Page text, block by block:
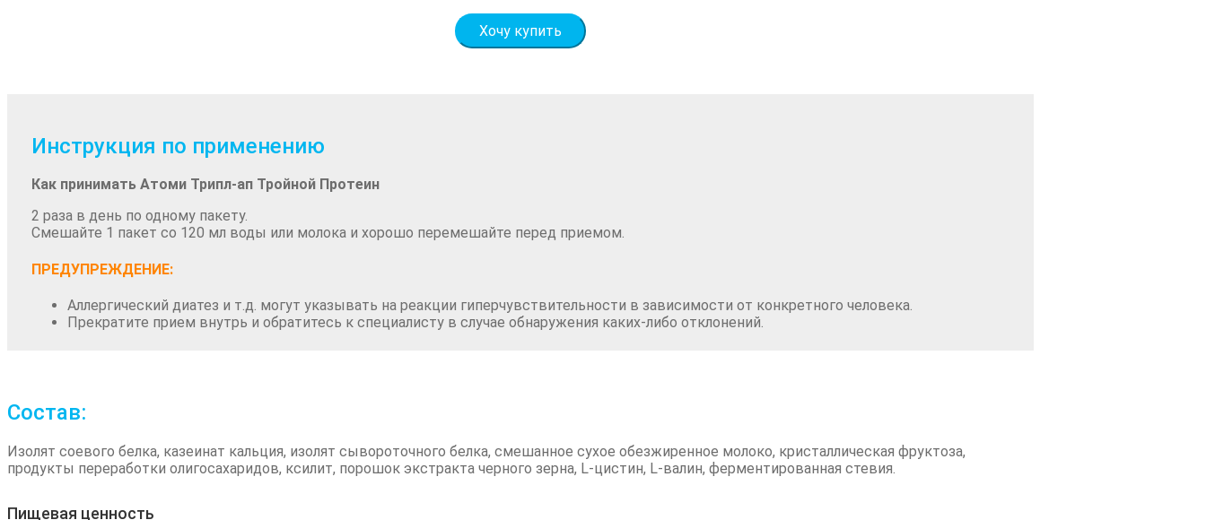
Хочу купить
Инструкция по применению
Как принимать Атоми Трипл-ап Тройной Протеин
2 раза в день по одному пакету.
Смешайте 1 пакет со 120 мл воды или молока и хорошо перемешайте перед приемом.
ПРЕДУПРЕЖДЕНИЕ:
Аллергический диатез и т.д. могут указывать на реакции гиперчувствительности в зависимости от конкретного человека.
Прекратите прием внутрь и обратитесь к специалисту в случае обнаружения каких-либо отклонений.
Состав:
Изолят соевого белка, казеинат кальция, изолят сывороточного белка, смешанное сухое обезжиренное молоко, кристаллическая фруктоза,
продукты переработки олигосахаридов, ксилит, порошок экстракта черного зерна, L-цистин, L-валин, ферментированная стевия.
Пищевая ценность